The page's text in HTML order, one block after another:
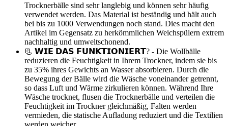
Trocknerbälle sind sehr langlebig und können sehr häufig
verwendet werden. Das Material ist beständig und hält auch
bei bis zu 1000 Verwendungen noch stand. Dies macht den
Artikel im Gegensatz zu herkömmlichen Weichspülern extrem
nachhaltig und umweltschonend.
📃 𝗪𝗜𝗘 𝗗𝗔𝗦 𝗙𝗨𝗡𝗞𝗧𝗜𝗢𝗡𝗜𝗘𝗥𝗧? - Die Wollbälle
reduzieren die Feuchtigkeit in Ihrem Trockner, indem sie bis
zu 35% ihres Gewichts an Wasser absorbieren. Durch die
Bewegung der Bälle wird die Wäsche voneinander getrennt,
so dass Luft und Wärme zirkulieren können. Während Ihre
Wäsche trocknet, flusen die Trocknerbälle und verteilen die
Feuchtigkeit im Trockner gleichmäßig, Falten werden
vermieden, die statische Aufladung reduziert und die Textilien
werden weicher.